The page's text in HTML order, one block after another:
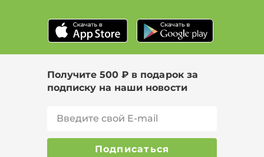
Получите 500 ₽ в подарок за
подписку на наши новости
Подписаться